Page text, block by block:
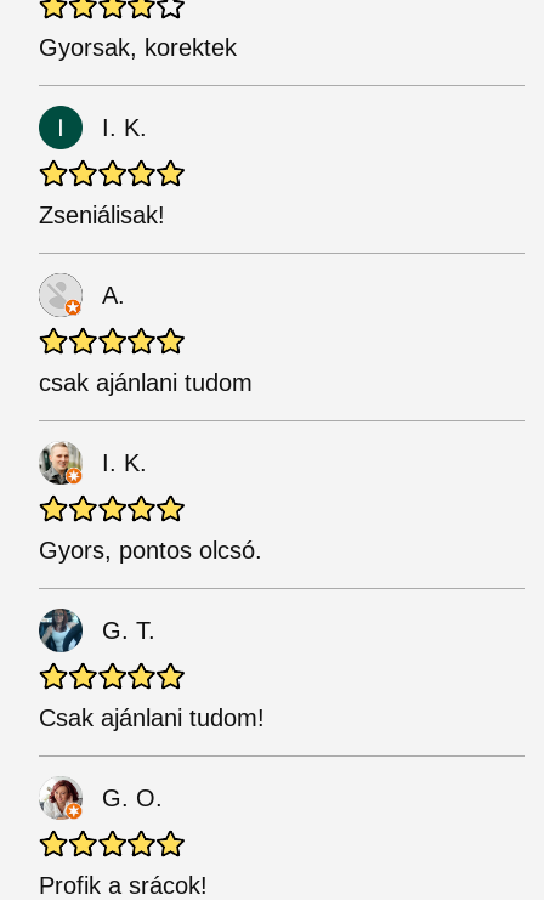
Gyorsak, korektek
I. K.
Zseniálisak!
A.
csak ajánlani tudom
I. K.
Gyors, pontos olcsó.
G. T.
Csak ajánlani tudom!
G. O.
Profik a srácok!